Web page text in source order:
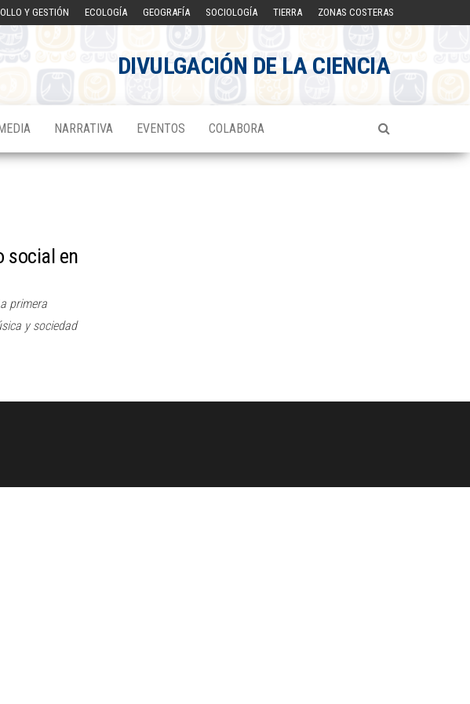
Y GESTIÓN ECOLOGÍA GEOGRAFÍA SOCIOLOGÍA TIERRA ZONAS COSTERAS
DIVULGACIÓN DE LA CIENCIA
NARRATIVA EVENTOS COLABORA
social en
primera
y sociedad